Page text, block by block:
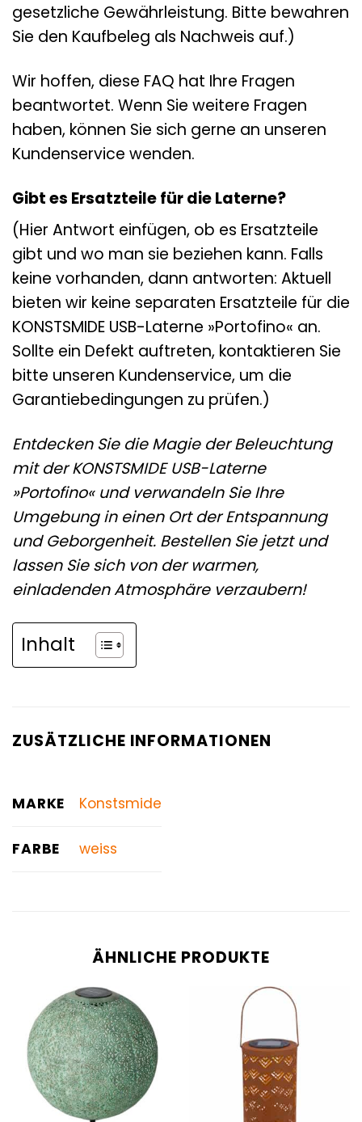
gesetzliche Gewährleistung. Bitte bewahren
Sie den Kaufbeleg als Nachweis auf.)
Wir hoffen, diese FAQ hat Ihre Fragen
beantwortet. Wenn Sie weitere Fragen
haben, können Sie sich gerne an unseren
Kundenservice wenden.
Gibt es Ersatzteile für die Laterne?
(Hier Antwort einfügen, ob es Ersatzteile
gibt und wo man sie beziehen kann. Falls
keine vorhanden, dann antworten: Aktuell
bieten wir keine separaten Ersatzteile für die
KONSTSMIDE USB-Laterne »Portofino« an.
Sollte ein Defekt auftreten, kontaktieren Sie
bitte unseren Kundenservice, um die
Garantiebedingungen zu prüfen.)
Entdecken Sie die Magie der Beleuchtung
mit der KONSTSMIDE USB-Laterne
»Portofino« und verwandeln Sie Ihre
Umgebung in einen Ort der Entspannung
und Geborgenheit. Bestellen Sie jetzt und
lassen Sie sich von der warmen,
einladenden Atmosphäre verzaubern!
Inhalt
ZUSÄTZLICHE INFORMATIONEN
MARKE Konstsmide
FARBE weiss
ÄHNLICHE PRODUKTE